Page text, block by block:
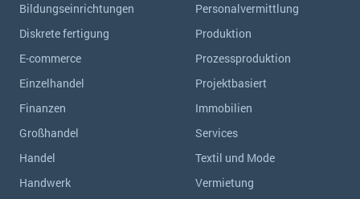
Bildungseinrichtungen
Diskrete fertigung
E-commerce
Einzelhandel
Finanzen
Großhandel
Handel
Handwerk
Personalvermittlung
Produktion
Prozessproduktion
Projektbasiert
Immobilien
Services
Textil und Mode
Vermietung